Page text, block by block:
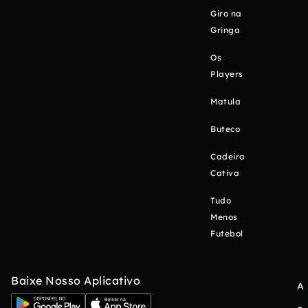
Giro na
Gringa
Os
Players
Matula
Buteco
Cadeira
Cativa
Tudo
Menos
Futebol
Baixe Nosso Aplicativo
A